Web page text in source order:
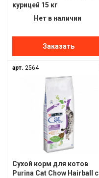
курицей 15 кг
Нет в наличии
Заказать
арт. 2564
Сухой корм для котов
Purina Cat Chow Hairball с